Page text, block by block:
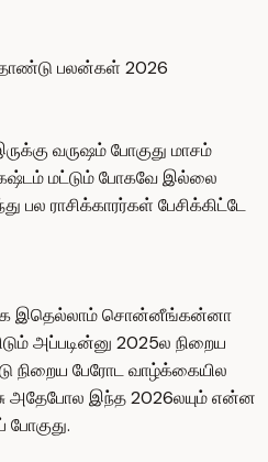
பலன்கள் 2026
வருஷம் போகுது மாசம்
கஷ்டம் மட்டும் போகவே இல்லை
பல ராசிக்காரர்கள் பேசிக்கிட்டே
இதெல்லாம் சொன்னீங்கன்னா
அப்படின்னு 2025ல நிறைய
நிறைய பேரோட வாழ்க்கையில
அதேபோல இந்த 2026லயும் என்ன
போகுது.